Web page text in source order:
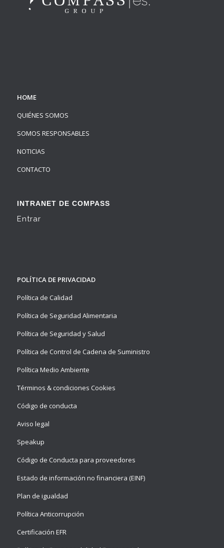
HOME
QUIÉNES SOMOS
SOMOS RESPONSABLES
NOTICIAS
CONTACTO
INTRANET DE COMPASS
Entrar
POLÍTICA DE PRIVACIDAD
Política de Calidad
Política de Seguridad Alimentaria
Política de Seguridad y Salud
Política de Control de Cadena de Suministro
Política Medio Ambiente
Términos & condiciones Cookies
Código de conducta
Aviso legal
Speakup
Código de Conducta para proveedores
Estado de información no financiera (EINF)
Plan de igualdad
Política Anticorrupción
Certificación EFR